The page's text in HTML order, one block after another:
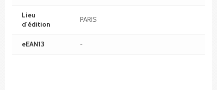
Lieu
d'édition
PARIS
eEAN13 -